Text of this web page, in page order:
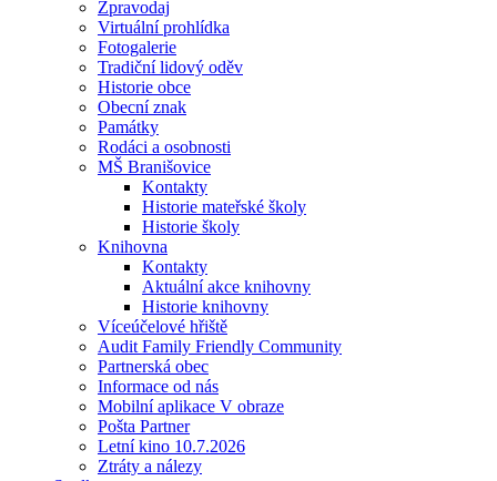
Zpravodaj
Virtuální prohlídka
Fotogalerie
Tradiční lidový oděv
Historie obce
Obecní znak
Památky
Rodáci a osobnosti
MŠ Branišovice
Kontakty
Historie mateřské školy
Historie školy
Knihovna
Kontakty
Aktuální akce knihovny
Historie knihovny
Víceúčelové hřiště
Audit Family Friendly Community
Partnerská obec
Informace od nás
Mobilní aplikace V obraze
Pošta Partner
Letní kino 10.7.2026
Ztráty a nálezy